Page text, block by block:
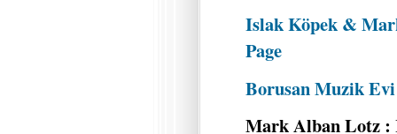
Islak Köpek &
Page
Borusan Muzik
Mark Alban Lotz :